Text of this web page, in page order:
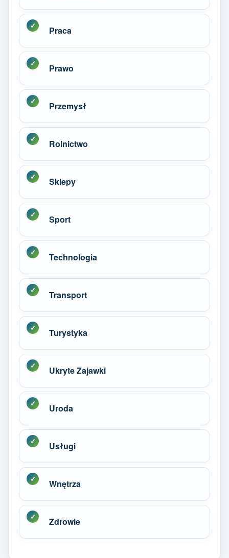
Praca
Prawo
Przemysł
Rolnictwo
Sklepy
Sport
Technologia
Transport
Turystyka
Ukryte Zajawki
Uroda
Usługi
Wnętrza
Zdrowie